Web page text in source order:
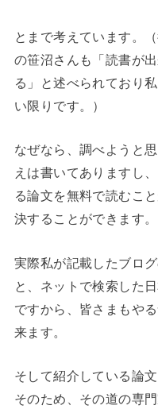
とまで考えています。
の笹沼さんも「読書が
る」と述べられており
い限りです。）
なぜなら、調べようと
えは書いてありますし
る論文を無料で読むこ
決することができます。
実際私が記載したブロ
と、ネットで検索した
ですから、皆さまもや
来ます。
そして紹介している論
そのため、その道の専